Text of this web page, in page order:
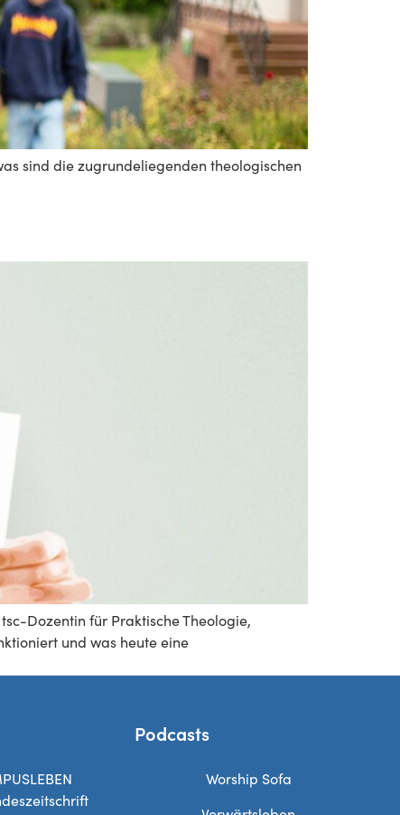
sind die zugrundeliegenden theologischen
Dozentin für Praktische Theologie,
und was heute eine
Podcasts
Worship Sofa